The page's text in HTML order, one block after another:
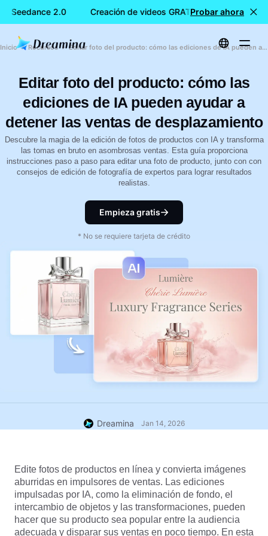
Seedance 2.0 Creación de videos GRATIS con Dreamina
Probar ahora
Inicio Recursos Editar foto del producto: cómo las ediciones de IA pueden ayudar a detener las ventas de desplazamiento
Editar foto del producto: cómo las
ediciones de IA pueden ayudar a
detener las ventas de desplazamiento
Descubre la magia de la edición de fotos de productos con IA y transforma
las tomas en bruto en asombrosas ventas. Esta guía proporciona
instrucciones paso a paso para editar una foto de producto, junto con con
consejos de edición de fotografía de expertos para lograr resultados
realistas.
Empieza gratis
* No se requiere tarjeta de crédito
Dreamina Jan 14, 2026
Edite fotos de productos en línea y convierta imágenes
aburridas en impulsores de ventas. Las ediciones
impulsadas por IA, como la eliminación de fondo, el
intercambio de objetos y las transformaciones, pueden
hacer que su producto sea popular entre la audiencia
adecuada y disparar sus ventas en poco tiempo. En esta